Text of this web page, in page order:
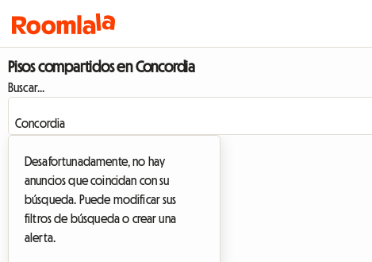
Pisos compartidos en Concordia
Buscar...
Desafortunadamente, no hay
anuncios que coincidan con su
búsqueda. Puede modificar sus
filtros de búsqueda o crear una
alerta.